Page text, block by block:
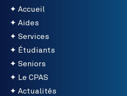
Accueil
Aides
Services
Étudiants
Seniors
Le CPAS
Actualités